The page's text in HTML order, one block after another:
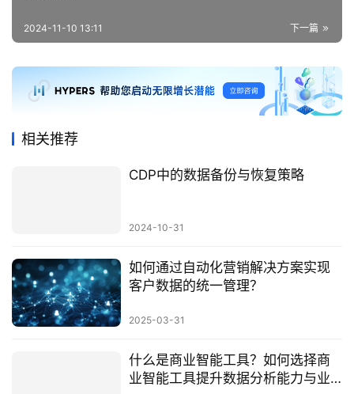
下一篇
2024-11-10 13:11
相关推荐
CDP中的数据备份与恢复策略
2024-10-31
如何通过自动化营销解决方案实现
客户数据的统一管理？
2025-03-31
什么是商业智能工具？如何选择商
业智能工具提升数据分析能力与业